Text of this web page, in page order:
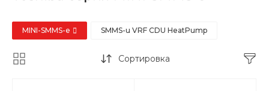
MINI-SMMS-e SMMS-u VRF CDU HeatPump
Сортировка